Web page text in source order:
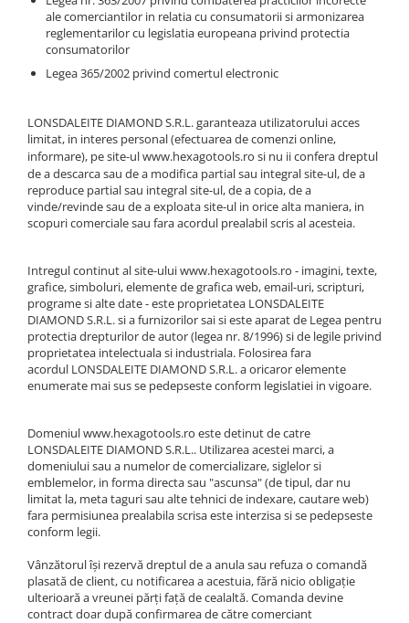
Cantar electronic
Ciocane rotopercutoare
Compresoare
Generatoare de ozon
Invertor / convertor curent
Macara electrica
Motoare electrice
Pistoale termice
Polizoare
De banc
Polizor mini
Unghiulare/drepte
PPR lipire taiere
Prelungitoare curent
Redresoare/robot pornire/starter
auto
Stabilizatoare curent AVR
Strung lemn electric
Sudura / taiere
ale comerciantilor in relatia cu consumatorii si armonizarea
reglementarilor cu legislatia europeana privind protectia
consumatorilor
Legea 365/2002 privind comertul electronic
LONSDALEITE DIAMOND S.R.L. garanteaza utilizatorului acces
limitat, in interes personal (efectuarea de comenzi online,
informare), pe site-ulwww.hexagotools.ro si nu ii confera dreptul
de a descarca sau de a modifica partial sau integral site-ul, de a
reproduce partial sau integral site-ul, de a copia, de a
vinde/revinde sau de a exploata site-ul in orice alta maniera, in
scopuri comerciale sau fara acordul prealabil scris al acesteia.
Intregul continut al site-ului www.hexagotools.ro - imagini, texte,
grafice, simboluri, elemente de grafica web, email-uri, scripturi,
programe si alte date - este proprietatea LONSDALEITE
DIAMOND S.R.L. si a furnizorilor sai si este aparat de Legea pentru
protectia drepturilor de autor (legea nr. 8/1996) si de legile privind
proprietatea intelectuala si industriala. Folosirea fara
acordul LONSDALEITE DIAMOND S.R.L. a oricaror elemente
enumerate mai sus se pedepseste conform legislatiei in vigoare.
Domeniul www.hexagotools.ro este detinut de catre
LONSDALEITE DIAMOND S.R.L.. Utilizarea acestei marci, a
domeniului sau a numelor de comercializare, siglelor si
emblemelor, in forma directa sau "ascunsa" (de tipul, dar nu
limitat la, meta taguri sau alte tehnici de indexare, cautare web)
fara permisiunea prealabila scrisa este interzisa si se pedepseste
conform legii.
Vânzătorul își rezervă dreptul de a anula sau refuza o comandă
plasată de client, cu notificarea a acestuia, fără nicio obligație
ulterioară a vreunei părți față de cealaltă. Comanda devine
contract doar după confirmarea de către comerciant